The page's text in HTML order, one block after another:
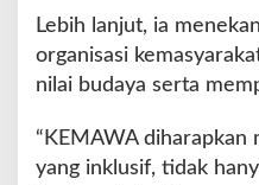
h
Lebih lanjut, ia
organisasi
nilai budaya serta
“KEMAWA diharapkan
yang inklusif, tidak